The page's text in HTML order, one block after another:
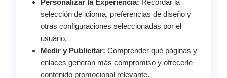
selección de idioma, preferencias de diseño y
otras configuraciones seleccionadas por el
usuario.
Medir y Publicitar: Comprender qué páginas y
enlaces generan más compromiso y ofrecerle
contenido promocional relevante.